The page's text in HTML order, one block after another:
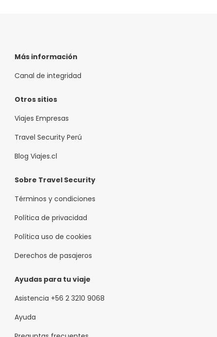
Más información
Canal de integridad
Otros sitios
Viajes Empresas
Travel Security Perú
Blog Viajes.cl
Sobre Travel Security
Términos y condiciones
Política de privacidad
Política uso de cookies
Derechos de pasajeros
Ayudas para tu viaje
Asistencia +56 2 3210 9068
Ayuda